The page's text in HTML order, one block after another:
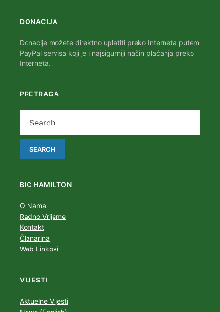
DONACIJA
Donacije možete direktno uplatiti preko Interneta putem
PayPal servisa koji je i najsigurniji način plaćanja preko
Interneta.
PRETRAGA
BIC HAMILTON
O Nama
Radno Vrijeme
Kontakt
Članarina
Web Linkovi
VIJESTI
Aktuelne Vijesti